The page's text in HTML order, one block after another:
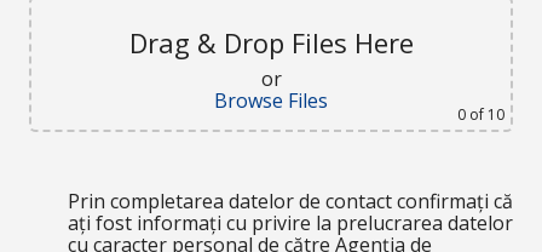
Drag & Drop Files Here
or
Browse Files
0 of 10
Prin completarea datelor de contact confirmați că
ați fost informați cu privire la prelucrarea datelor
cu caracter personal de către Agenția de